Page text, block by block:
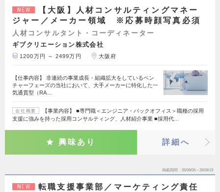
NEW
【大阪】人材コンサルティングマネー
ジャー／メーカー領域 ※応募時顔写真必須
人材コンサルタント・コーディネーター
ギブクリエーション株式会社
1200万円 ～ 2499万円 大阪府
【仕事内容】 非連続の事業成長・組織拡大をしているベン
チャーフェーズの当社において、大手メーカーに特化した一
気通貫型（RA…
会社概要
【事業内容】 ■専門職＜エンジニア・バックオフィス＞職種の採用
支援に強みを持った採用コンサルティング、人材紹介事業 ■採用代…
興味あり 詳細へ
掲載期間 26/08/06～26/08/19
NEW
転職支援事業部／マーケティング責任